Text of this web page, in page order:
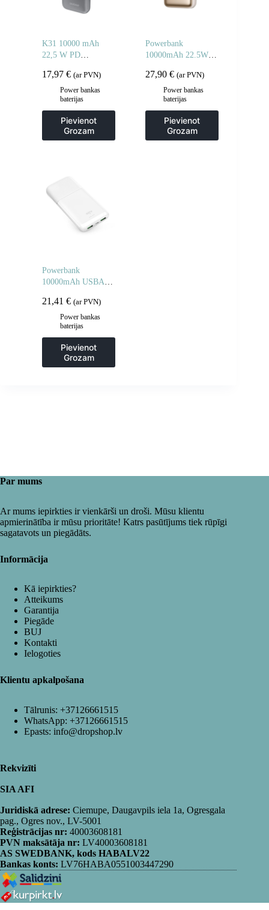
K31 10000 mAh
22,5 W PD
iebūvētu kabeli –
pelēks
17,97 € (ar PVN)
Power bankas
baterijas
Pievienot
Grozam
Powerbank
10000mAh 22.5W ar
zelta krāsā
27,90€ (ar PVN)
Power bankas
baterijas
Pievienot
Grozam
Powerbank
10000mAh USBA
balts
21,41 € (ar PVN)
Power bankas
baterijas
Pievienot
Grozam
Par mums
Ar mums iepirkties ir vienkārši un droši. Mūsu klientu
apmierinātība ir mūsu prioritāte! Katrs pasūtījums tiek rūpīgi
sagatavots un piegādāts.
Informācija
Kā iepirkties?
Atteikums
Garantija
Piegāde
BUJ
Kontakti
Ielogoties
Klientu apkalpošana
Tālrunis: +37126661515
WhatsApp: +37126661515
Epasts: info@dropshop.lv
Rekvizīti
SIA AFI
Juridiskā adrese: Ciemupe, Daugavpils iela 1a, Ogresgala
pag., Ogres nov., LV-5001
Reģistrācijas nr: 40003608181
PVN maksātāja nr: LV40003608181
AS SWEDBANK, kods HABALV22
Bankas konts: LV76HABA0551003447290